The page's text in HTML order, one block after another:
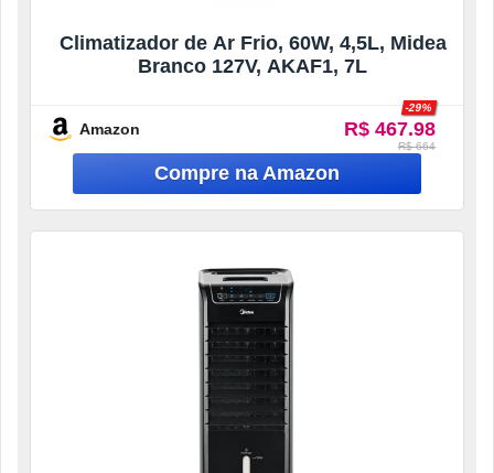
Climatizador de Ar Frio, 60W, 4,5L, Midea
Branco 127V, AKAF1, 7L
Amazon R$ 467.98
-29%
R$ 664